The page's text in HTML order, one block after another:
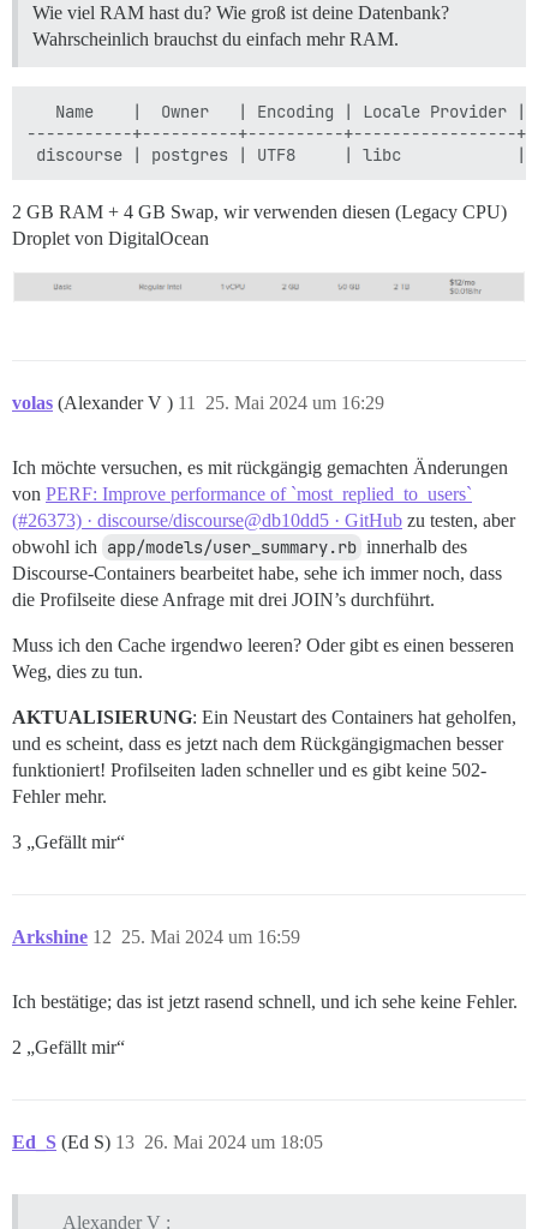
Wie viel RAM hast du? Wie groß ist deine Datenbank?
Wahrscheinlich brauchst du einfach mehr RAM.
Name    |  Owner   | Encoding | Locale Provider
-----------+----------+----------+-----------------
2 GB RAM + 4 GB Swap, wir verwenden diesen (Legacy CPU)
Droplet von DigitalOcean
volas (Alexander V ) 25. Mai 2024 um 16:29
11
Ich möchte versuchen, es mit rückgängig gemachten Änderungen
von PERF: Improve performance of `most_replied_to_users`
(#26373) · discourse/discourse@db10dd5 · GitHub zu testen, aber
obwohl ich app/models/user_summary.rb innerhalb des
Discourse-Containers bearbeitet habe, sehe ich immer noch, dass
die Profilseite diese Anfrage mit drei JOIN’s durchführt.
Muss ich den Cache irgendwo leeren? Oder gibt es einen besseren
Weg, dies zu tun.
AKTUALISIERUNG: Ein Neustart des Containers hat geholfen,
und es scheint, dass es jetzt nach dem Rückgängigmachen besser
funktioniert! Profilseiten laden schneller und es gibt keine 502-
Fehler mehr.
3 „Gefällt mir“
Arkshine 25. Mai 2024 um 16:59
12
Ich bestätige; das ist jetzt rasend schnell, und ich sehe keine Fehler.
2 „Gefällt mir“
Ed_S (Ed S) 26. Mai 2024 um 18:05
13
Alexander V :